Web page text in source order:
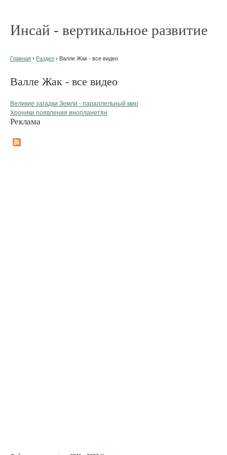
Инсай - вертикальное развитие
Главная › Раздел › Валле Жак - все видео
Валле Жак - все видео
Великие загадки Земли - параллельный мир
Хроники появления инопланетян
Реклама